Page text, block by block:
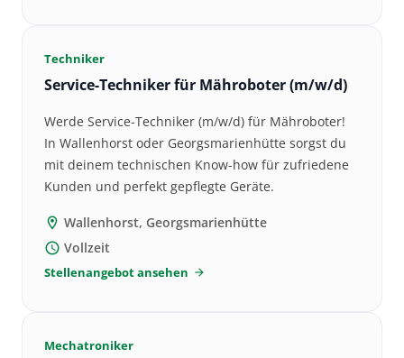
Techniker
Service-Techniker für Mähroboter (m/w/d)
Werde Service-Techniker (m/w/d) für Mähroboter!
In Wallenhorst oder Georgsmarienhütte sorgst du
mit deinem technischen Know-how für zufriedene
Kunden und perfekt gepflegte Geräte.
location_on Wallenhorst, Georgsmarienhütte
schedule Vollzeit
Stellenangebot ansehen arrow_forward
Mechatroniker